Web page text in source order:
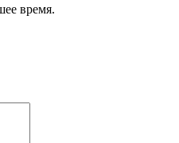
время.